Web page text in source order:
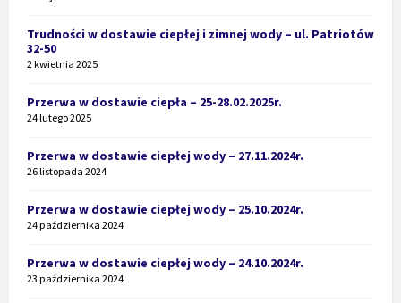
Trudności w dostawie ciepłej i zimnej wody – ul. Patriotów
32-50
2 kwietnia 2025
Przerwa w dostawie ciepła – 25-28.02.2025r.
24 lutego 2025
Przerwa w dostawie ciepłej wody – 27.11.2024r.
26 listopada 2024
Przerwa w dostawie ciepłej wody – 25.10.2024r.
24 października 2024
Przerwa w dostawie ciepłej wody – 24.10.2024r.
23 października 2024